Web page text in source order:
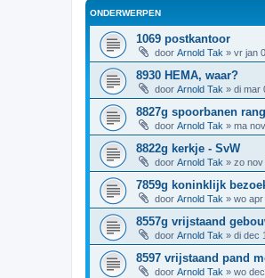
ONDERWERPEN
1069 postkantoor
door Arnold Tak » vr jan
8930 HEMA, waar?
door Arnold Tak » di mar
8827g spoorbanen
door Arnold Tak » ma
8822g kerkje - SvW
door Arnold Tak » zo nov
7859g koninklijk
door Arnold Tak » wo apr
8557g vrijstaand
door Arnold Tak » di dec
8597 vrijstaand pand
door Arnold Tak » wo